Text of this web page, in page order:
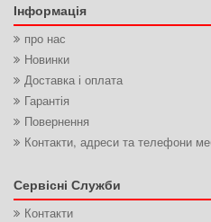
Інформація
про нас
Новинки
Доставка і оплата
Гарантія
Повернення
Контакти, адреси та телефони
Сервісні Служби
Контакти